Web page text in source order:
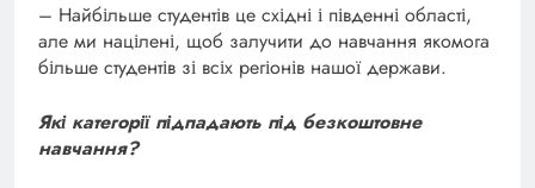
– Найбільше студентів це східні і південні області,
але ми націлені, щоб залучити до навчання якомога
більше студентів зі всіх регіонів нашої держави.
Які категорії підпадають під безкоштовне
навчання?